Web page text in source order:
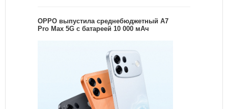
OPPO выпустила среднебюджетный A7
Pro Max 5G с батареей 10 000 мАч